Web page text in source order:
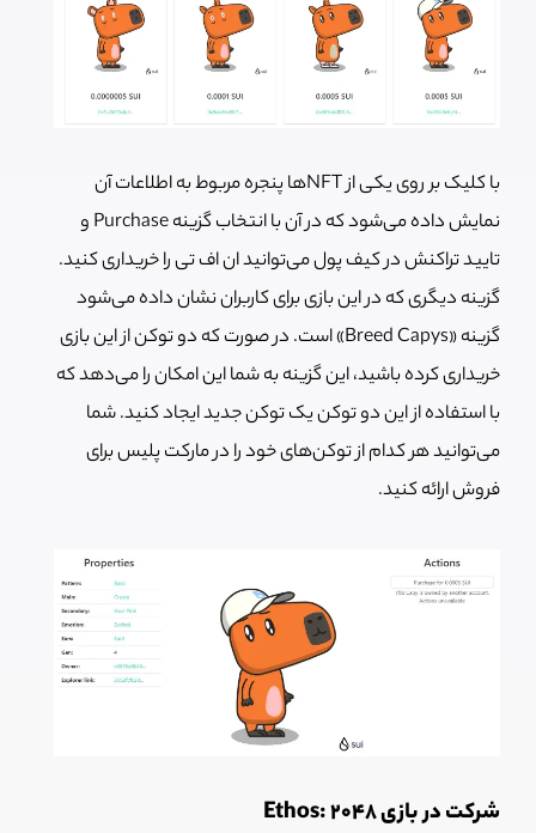
با کلیک بر روی یکی از NFTها پنجره مربوط به اطلاعات آن
نمایش داده می‌شود که در آن با انتخاب گزینه Purchase و
تایید تراکنش در کیف پول می‌توانید ان اف تی را خریداری کنید.
گزینه دیگری که در این بازی برای کاربران نشان داده می‌شود
گزینه «Breed Capys» است. در صورت که دو توکن از این بازی
خریداری کرده باشید، این گزینه به شما این امکان را می‌دهد که
با استفاده از این دو توکن یک توکن جدید ایجاد کنید. شما
می‌توانید هر کدام از توکن‌های خود را در مارکت پلیس برای
فروش ارائه کنید.
شرکت در بازی Ethos: 2048